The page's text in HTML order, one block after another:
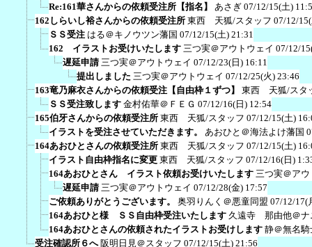
Re:161華さんからの依頼受注所【指名】
あさぎ 07/12/15(土)
162しらいし裕さんからの依頼受注所 東西 天狐/スタッフ 07/12/
ＳＳ受注 はる＠キノウツン藩国 07/12/15(土) 21:31
162 イラストお受けいたします 三つ実＠アウトウェイ 07/12/
遅延申請 三つ実＠アウトウェイ 07/12/23(日) 16:11
提出しました 三つ実＠アウトウェイ 07/12/25(火) 23:46
163竜乃麻衣さんからの依頼受注【自由枠１ずつ】
東西 天狐/スタ
ＳＳ受注致します 金村佑華＠ＦＥＧ 07/12/16(日) 12:54
165伯牙さんからの依頼受注所 東西 天狐/スタッフ 07/12/15(土)
イラストを受注させていただきます。
あおひと＠海法よけ藩国
164あおひとさんの依頼受注所 東西 天狐/スタッフ 07/12/15(土)
イラスト自由枠指名に変更 東西 天狐/スタッフ 07/12/16(日)
164あおひとさん イラスト依頼お受けいたします 三つ実＠ア
遅延申請 三つ実＠アウトウェイ 07/12/28(金) 17:57
ご依頼ありがとうございます。
奥羽りんく＠悪童同盟 07/12/17(
164あおひと様 ＳＳ自由枠受注いたします 久遠寺 那由他＠ナ
164あおひとさんの依頼されたイラストお受けします 静＠無名騎
受注確認所６へ 阪明日見＠スタッフ 07/12/15(土) 21:56